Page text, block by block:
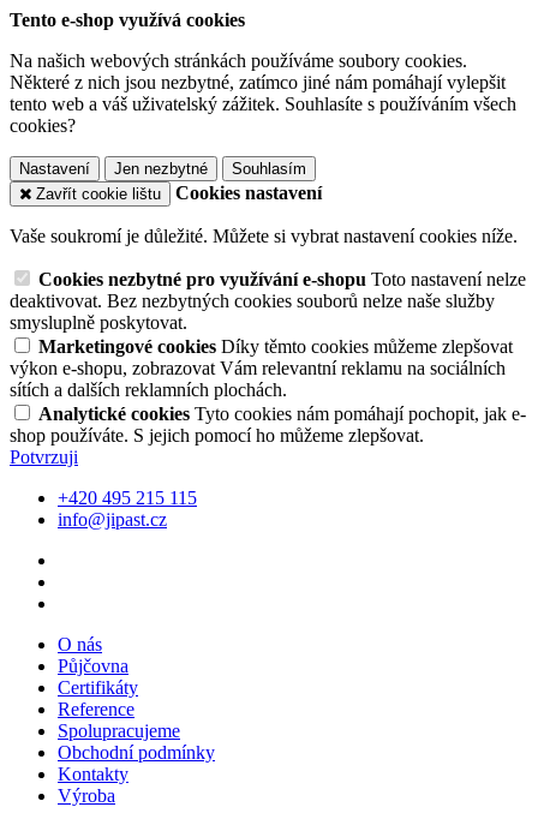
Tento e-shop využívá cookies
Na našich webových stránkách používáme soubory cookies.
Některé z nich jsou nezbytné, zatímco jiné nám pomáhají vylepšit
tento web a váš uživatelský zážitek. Souhlasíte s používáním všech
cookies?
Nastavení Jen nezbytné
Souhlasím
Zavřít cookie lištu
Cookies nastavení
Vaše soukromí je důležité. Můžete si vybrat nastavení cookies níže.
Cookies nezbytné pro využívání e-shopu Toto nastavení nelze
deaktivovat. Bez nezbytných cookies souborů nelze naše služby
smysluplně poskytovat.
Marketingové cookies Díky těmto cookies můžeme zlepšovat
výkon e-shopu, zobrazovat Vám relevantní reklamu na sociálních
sítích a dalších reklamních plochách.
Analytické cookies Tyto cookies nám pomáhají pochopit, jak e-
shop používáte. S jejich pomocí ho můžeme zlepšovat.
Potvrzuji
+420 495 215 115
info@jipast.cz
O nás
Půjčovna
Certifikáty
Reference
Spolupracujeme
Obchodní podmínky
Kontakty
Výroba